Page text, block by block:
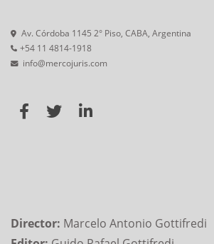
Av. Córdoba 1145 2° Piso, CABA, Argentina
+54 11 4814-1918
info@mercojuris.com
Director: Marcelo Antonio Gottifredi